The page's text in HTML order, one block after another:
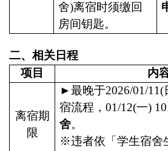
舍)离宿时须缴回
房间钥匙。
二、相关日程
项目
内
离宿期
限
►最晚于2026/01/11(
宿流程， 01/12(一)
舍。
※违者依「学生宿舍